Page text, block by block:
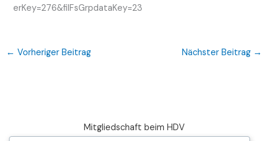
erKey=276&filFsGrpdataKey=23
← Vorheriger Beitrag Nächster Beitrag →
Mitgliedschaft beim HDV